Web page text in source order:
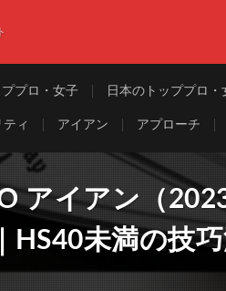
プロ・女子 日本のトッププロ・
ィ アイアン アプローチ
アイアン（
未満の技巧